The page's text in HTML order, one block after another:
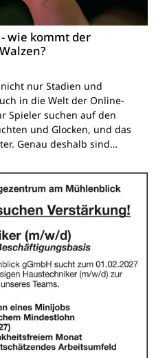
wie kommt der
nur Stadien und
in die Welt der Online-
Spieler suchen auf den
und Glocken, und das
Genau deshalb sind…